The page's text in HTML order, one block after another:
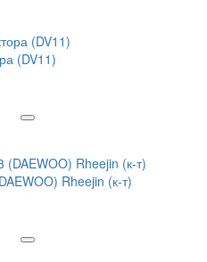
(DV11)
Rheejin (к-т)